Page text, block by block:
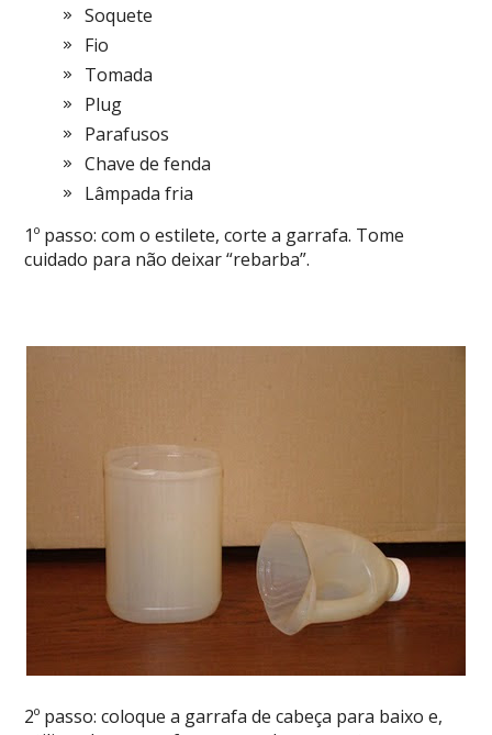
Soquete
Fio
Tomada
Plug
Parafusos
Chave de fenda
Lâmpada fria
1º passo: com o estilete, corte a garrafa. Tome
cuidado para não deixar “rebarba”.
2º passo: coloque a garrafa de cabeça para baixo e,